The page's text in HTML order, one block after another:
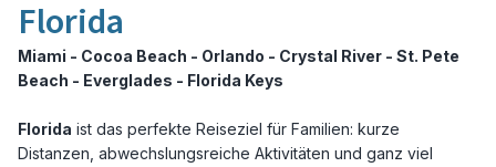
Florida
Miami - Cocoa Beach - Orlando - Crystal River - St. Pete
Beach - Everglades - Florida Keys
Florida ist das perfekte Reiseziel für Familien: kurze
Distanzen, abwechslungsreiche Aktivitäten und ganz viel